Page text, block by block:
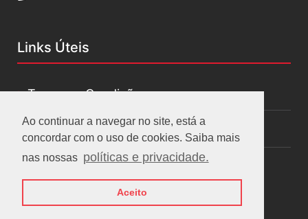
Ao continuar a navegar no site, está a
concordar com o uso de cookies. Saiba mais
nas nossas políticas e privacidade.
Aceito
Links Úteis
Termos e Condições
Políticas de privacidade